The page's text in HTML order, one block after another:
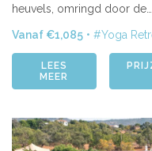
heuvels, omringd door de…
Vanaf €1,085 Yoga
LEES
MEER